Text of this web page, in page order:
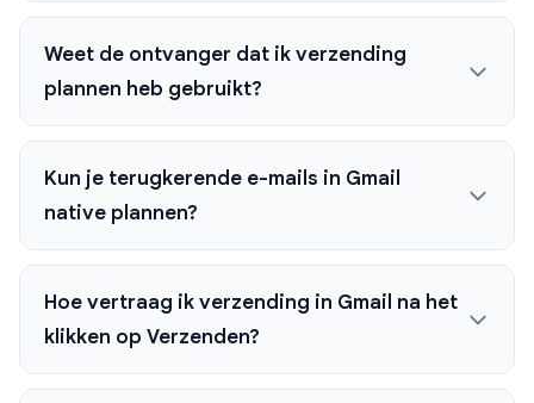
Weet de ontvanger dat ik verzending
plannen heb gebruikt?
Kun je terugkerende e-mails in Gmail
native plannen?
Hoe vertraag ik verzending in Gmail na het
klikken op Verzenden?